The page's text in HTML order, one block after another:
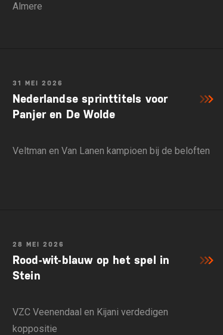
Almere
31 MEI 2026
Nederlandse sprinttitels voor
Panjer en De Wolde
Veltman en Van Lanen kampioen bij de beloften
28 MEI 2026
Rood-wit-blauw op het spel in
Stein
VZC Veenendaal en Kijani verdedigen
koppositie